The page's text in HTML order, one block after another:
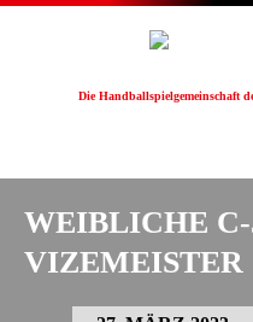
Die Handballspielgemeinschaft
WEIBLICHE
VIZEMEISTER